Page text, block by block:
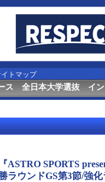
トマップ
ス 全日本大学選抜 イ
ASTRO SPORTS
ラウンドGS第3節/強